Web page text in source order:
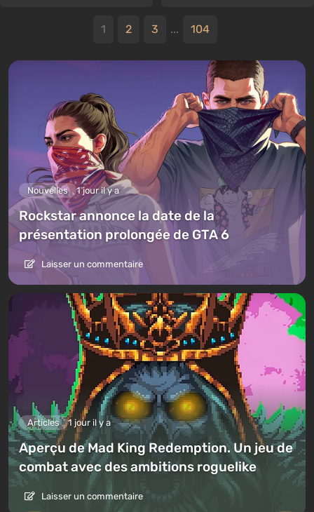
1 2 3 ... 104
Nouvelles 1 jour il y a
Rockstar annonce la date de la
présentation prolongée de GTA 6
Laisser un commentaire
Articles 1 jour il y a
Aperçu de Mad King Redemption. Un jeu de
combat avec des ambitions roguelike
Laisser un commentaire